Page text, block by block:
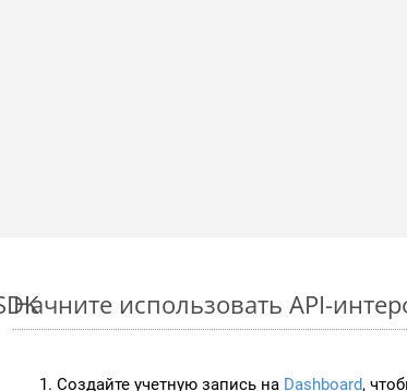
Начните использовать API-
Создайте учетную запись на Dashboard,